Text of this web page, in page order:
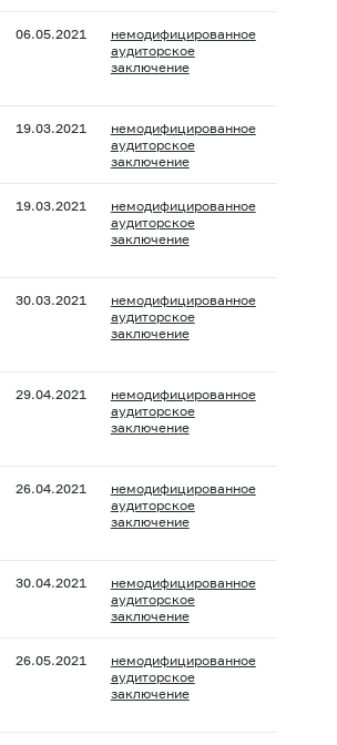
06.05.2021
немодифицированное
аудиторское
заключение
19.03.2021
немодифицированное
аудиторское
заключение
19.03.2021
немодифицированное
аудиторское
заключение
30.03.2021
немодифицированное
аудиторское
заключение
29.04.2021
немодифицированное
аудиторское
заключение
26.04.2021
немодифицированное
аудиторское
заключение
30.04.2021
немодифицированное
аудиторское
заключение
26.05.2021
немодифицированное
аудиторское
заключение